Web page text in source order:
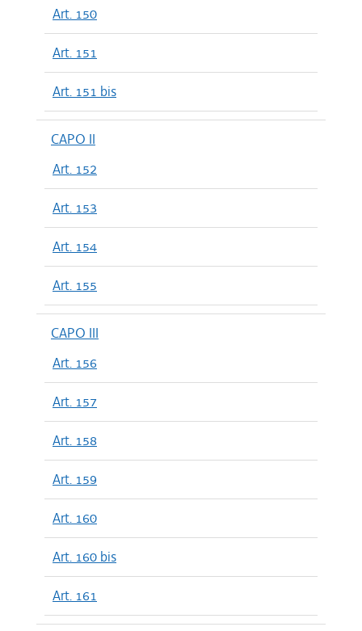
Art. 150
Art. 151
Art. 151 bis
CAPO II
Art. 152
Art. 153
Art. 154
Art. 155
CAPO III
Art. 156
Art. 157
Art. 158
Art. 159
Art. 160
Art. 160 bis
Art. 161